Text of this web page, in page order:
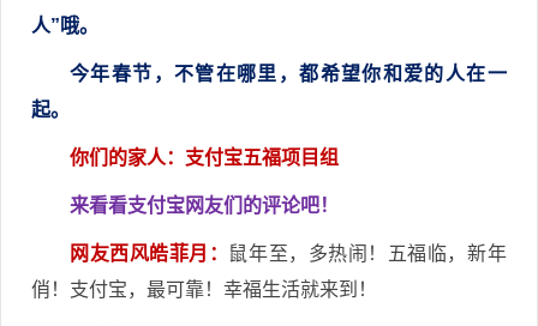
人”哦。
今年春节，不管在哪里，都希望你和爱的人在一
起。
你们的家人：支付宝五福项目组
来看看支付宝网友们的评论吧！
网友西风皓菲月： 鼠年至，多热闹！五福临，新年
俏！支付宝，最可靠！幸福生活就来到！